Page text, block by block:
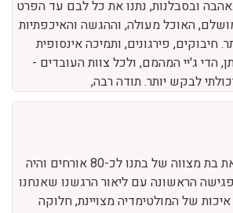
על המקום
מנדרין בתל אביב, ליאור וסהר היו
האוכל מעולה, וההגשה והאיכפתיות
חיבוקים, פירגונים, ותמיכה אינסופית
הדי ג'יי המהמם, ולכל צוות העובדים -
לבקש יותר. תודה רבה,